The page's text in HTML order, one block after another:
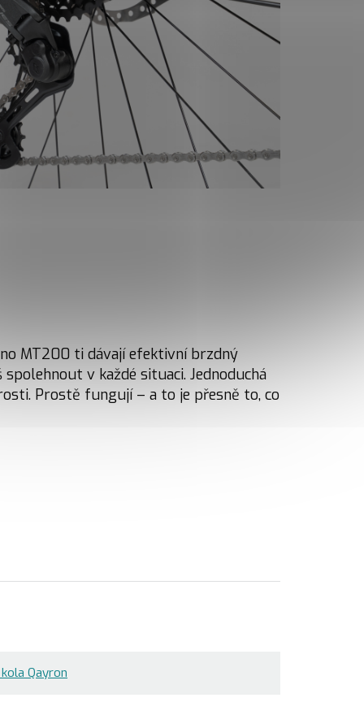
MT200 ti dávají efektivní brzdný
v každé situaci. Jednoduchá
Prostě fungují – a to je přesně to, co
Qayron